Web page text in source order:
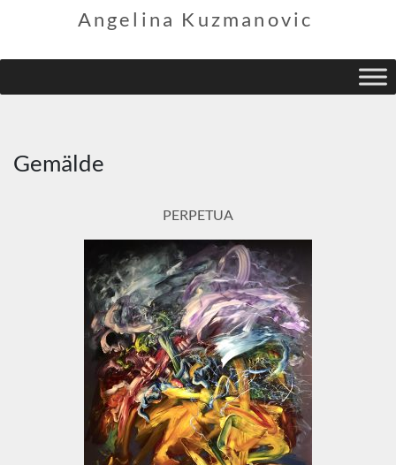
Angelina Kuzmanovic
Gemälde
PERPETUA